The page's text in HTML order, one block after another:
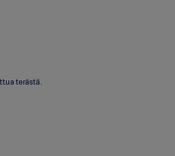
terästä.